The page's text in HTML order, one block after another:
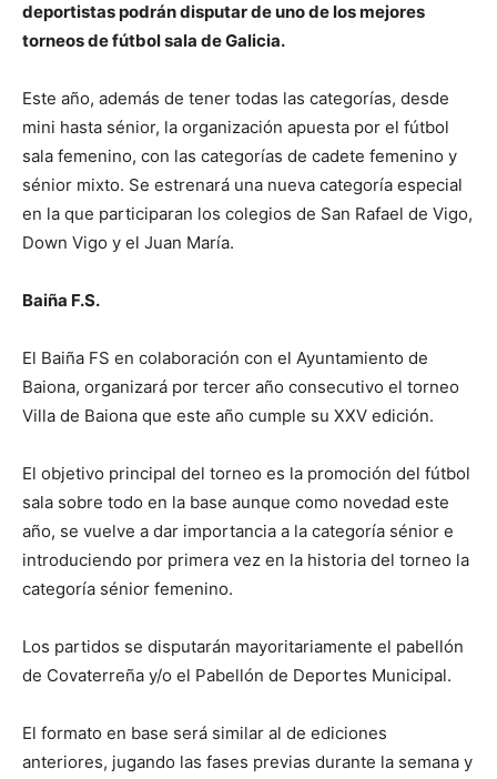
deportistas podrán disputar de uno de los mejores
torneos de fútbol sala de Galicia.
Este año, además de tener todas las categorías, desde
mini hasta sénior, la organización apuesta por el fútbol
sala femenino, con las categorías de cadete femenino y
sénior mixto. Se estrenará una nueva categoría especial
en la que participaran los colegios de San Rafael de Vigo,
Down Vigo y el Juan María.
Baiña F.S.
El Baiña FS en colaboración con el Ayuntamiento de
Baiona, organizará por tercer año consecutivo el torneo
Villa de Baiona que este año cumple su XXV edición.
El objetivo principal del torneo es la promoción del fútbol
sala sobre todo en la base aunque como novedad este
año, se vuelve a dar importancia a la categoría sénior e
introduciendo por primera vez en la historia del torneo la
categoría sénior femenino.
Los partidos se disputarán mayoritariamente el pabellón
de Covaterreña y/o el Pabellón de Deportes Municipal.
El formato en base será similar al de ediciones
anteriores, jugando las fases previas durante la semana y